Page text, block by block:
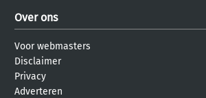
Over ons
Voor webmasters
Disclaimer
Privacy
Adverteren